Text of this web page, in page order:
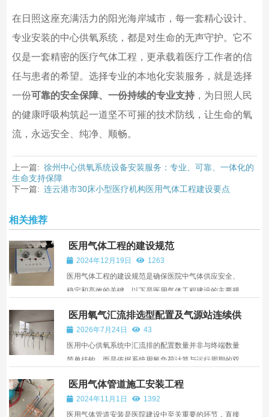
在日照这座充满活力的阳光海岸城市，每一套精心设计、
专业安装的中心供氧系统，都是对生命的无声守护。它不
仅是一套精密的医疗气体工程，更承载着医疗工作者的信
任与患者的希望。选择专业的本地化安装服务，就是选择
一份可靠的安全保障、一份持续的专业支持，为日照人民
的健康呼吸构筑起一道坚不可摧的技术防线，让生命的氧
流，永远安全、纯净、顺畅。
上一篇: 徐州中心供氧系统设备安装服务：专业、可靠、一体化的
生命支持保障
下一篇: 连云港市30床小型医疗机构医用气体工程建设要点
相关推荐
医用气体工程的建设规范
2024年12月19日
1263
医用气体工程的建设规范是确保医院中气体供应安全、
稳定和高效的关键。以下是医用气体工程建设的主要规
要求气体纯度达到99%以上，且应无菌、无病毒等杂
质，以满足医疗用途。医用气体工程应确保气体的安全
使用，包...
医用氧气汇流排选型配置及气源站连续供
氧保障技术
2026年7月24日
43
医用中心供氧系统中汇流排的配置数量并非与终端数量
简单挂钩，而是依据系统用氧负荷计算与运行周期的双
范》，医用氧气钢瓶汇流排的容量应根据医疗卫生机构
的最大需氧量及操作人员班次确定，每组钢瓶容量均须
医用气体管道施工安装工程
2024年11月1日
1392
医用气体管道安装是医院建设中至关重要的环节，直接